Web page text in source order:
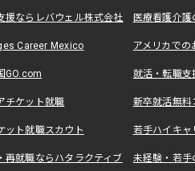
援ならレバウェル株式会社 医療看護介
Career Mexico アメリカで
GO.com 就活・転職
チケット就職 新卒就活無料
ット就職スカウト 若手ハイキ
再就職ならハタラクティブ 未経験・若手